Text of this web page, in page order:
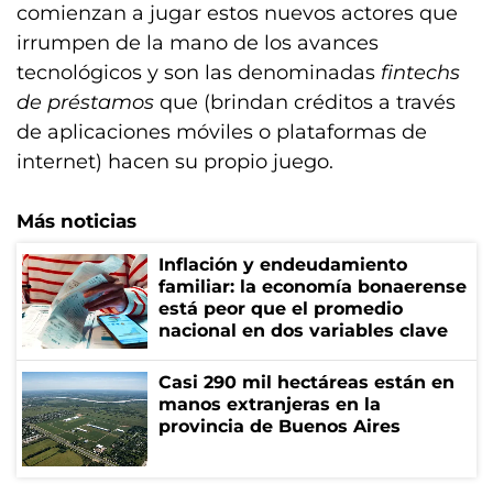
comienzan a jugar estos nuevos actores que
irrumpen de la mano de los avances
tecnológicos y son las denominadas fintechs
de préstamos que (brindan créditos a través
de aplicaciones móviles o plataformas de
internet) hacen su propio juego.
Más noticias
Inflación y endeudamiento
familiar: la economía bonaerense
está peor que el promedio
nacional en dos variables clave
Casi 290 mil hectáreas están en
manos extranjeras en la
provincia de Buenos Aires